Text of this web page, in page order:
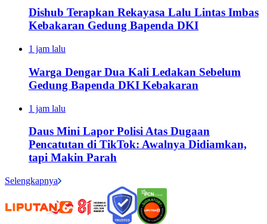
Dishub Terapkan Rekayasa Lalu Lintas Imbas
Kebakaran Gedung Bapenda DKI
1 jam lalu
Warga Dengar Dua Kali Ledakan Sebelum
Gedung Bapenda DKI Kebakaran
1 jam lalu
Daus Mini Lapor Polisi Atas Dugaan
Pencatutan di TikTok: Awalnya Didiamkan,
tapi Makin Parah
Selengkapnya